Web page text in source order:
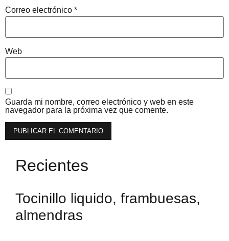
Correo electrónico *
Web
Guarda mi nombre, correo electrónico y web en este
navegador para la próxima vez que comente.
Recientes
Tocinillo liquido, frambuesas,
almendras